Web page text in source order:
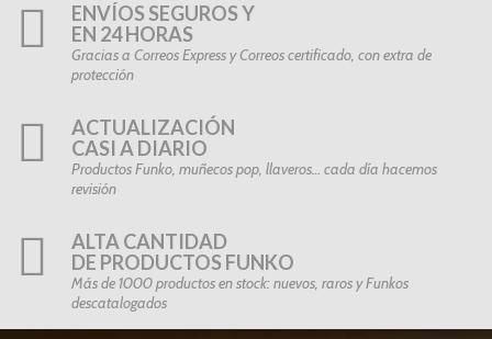
ENVÍOS SEGUROS Y
EN 24 HORAS
Gracias a Correos Express y Correos certificado, con extra de
protección
ACTUALIZACIÓN
CASI A DIARIO
Productos Funko, muñecos pop, llaveros… cada día hacemos
revisión
ALTA CANTIDAD
DE PRODUCTOS FUNKO
Más de 1000 productos en stock: nuevos, raros y Funkos
descatalogados